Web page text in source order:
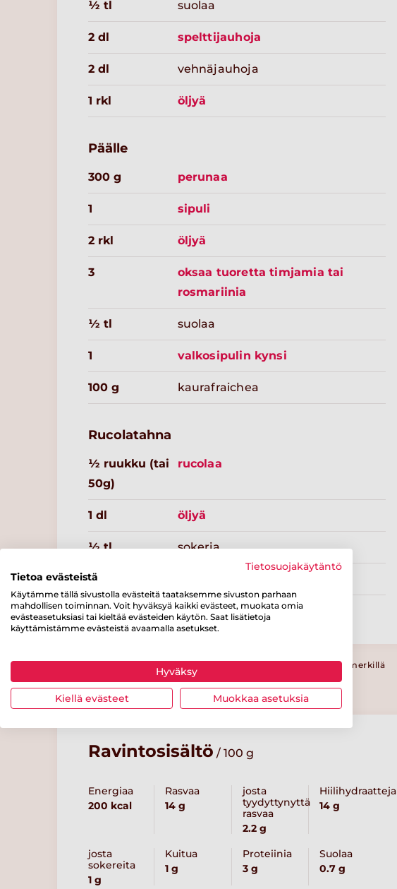
½ tl suolaa
2 dl spelttijauhoja
2 dl vehnäjauhoja
1 rkl öljyä
Päälle
300 g perunaa
1 sipuli
2 rkl öljyä
3
oksaa tuoretta timjamia tai
rosmariinia
½ tl suolaa
1 valkosipulin kynsi
100 g kaurafraichea
Rucolatahna
½ ruukku (tai
50g)
rucolaa
1 dl öljyä
½ tl sokeria
¼ tl
Resepteissä punaisella merkityt tuotteet löydät kaupassa Sydänmerkillä
Ravintosisältö / 100 g
Energiaa
200 kcal
Rasvaa
14 g
josta
tyydyttynyttä
rasvaa
2.2 g
Hiilihydraatteja
14 g
josta
sokereita
1 g
Kuitua
1 g
Proteiinia
3 g
Suolaa
0.7 g
Tietosuojakäytäntö
Tietoa evästeistä
Käytämme tällä sivustolla evästeitä taataksemme sivuston parhaan
mahdollisen toiminnan. Voit hyväksyä kaikki evästeet, muokata omia
evästeasetuksiasi tai kieltää evästeiden käytön. Saat lisätietoja
käyttämistämme evästeistä avaamalla asetukset.
Hyväksy
Kiellä evästeet Muokkaa asetuksia